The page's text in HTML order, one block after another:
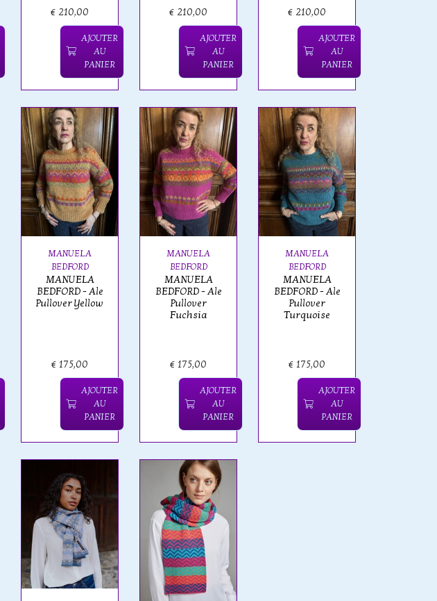
€ 210,00
AJOUTER
AU
PANIER
€ 210,00
AJOUTER
AU
PANIER
€ 210,00
AJOUTER
AU
PANIER
MANUELA
BEDFORD
MANUELA
BEDFORD - Ale
Pullover Yellow
€ 175,00
AJOUTER
AU
PANIER
MANUELA
BEDFORD
MANUELA
BEDFORD - Ale
Pullover
Fuchsia
€ 175,00
AJOUTER
AU
PANIER
MANUELA
BEDFORD
MANUELA
BEDFORD - Ale
Pullover
Turquoise
€ 175,00
AJOUTER
AU
PANIER